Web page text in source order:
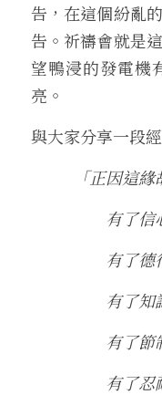
告，在這個紛亂
告。祈禱會就是
望鴨浸的發電機
亮。
與大家分享一段
「正因這
有了信
有了德
有了知
有了節
有了忍